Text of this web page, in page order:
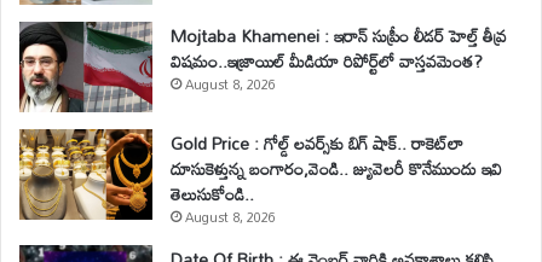
Mojtaba Khamenei : ఇరాన్ సుప్రీం లీడర్ హెల్త్ తీవ్ర
విషమం..ఇజ్రాయిల్ మీడియా రిపోర్ట్‌లో వాస్తవమెంత?
August 8, 2026
Gold Price : గోల్డ్ లవర్స్‌కు బిగ్ షాక్.. రాకెట్‌లా
దూసుకెళ్తున్న బంగారం,వెండి.. జ్యువెలరీ కొనేముందు ఇవి
తెలుసుకోండి..
August 8, 2026